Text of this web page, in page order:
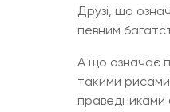
Друзі, що
певним
А що означає
такими
праведниками